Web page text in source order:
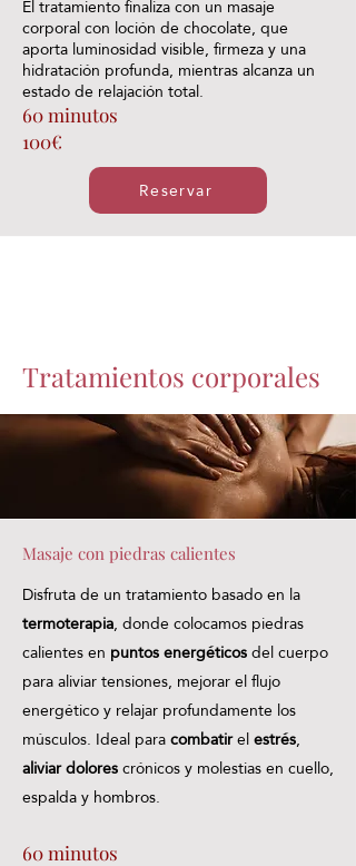
El tratamiento finaliza con un masaje
corporal con loción de chocolate, que
aporta luminosidad visible, firmeza y una
hidratación profunda, mientras alcanza un
estado de relajación total.
60 minutos
100€
Reservar
Tratamientos corporales
Masaje con piedras calientes
Disfruta de un tratamiento basado en la
termoterapia, donde colocamos piedras
calientes en puntos energéticosdel cuerpo
para aliviar tensiones, mejorar el flujo
energético y relajar profundamente los
músculos. Ideal paracombatirelestrés,
aliviar dolorescrónicos y molestias en cuello,
espalda y hombros.
60 minutos